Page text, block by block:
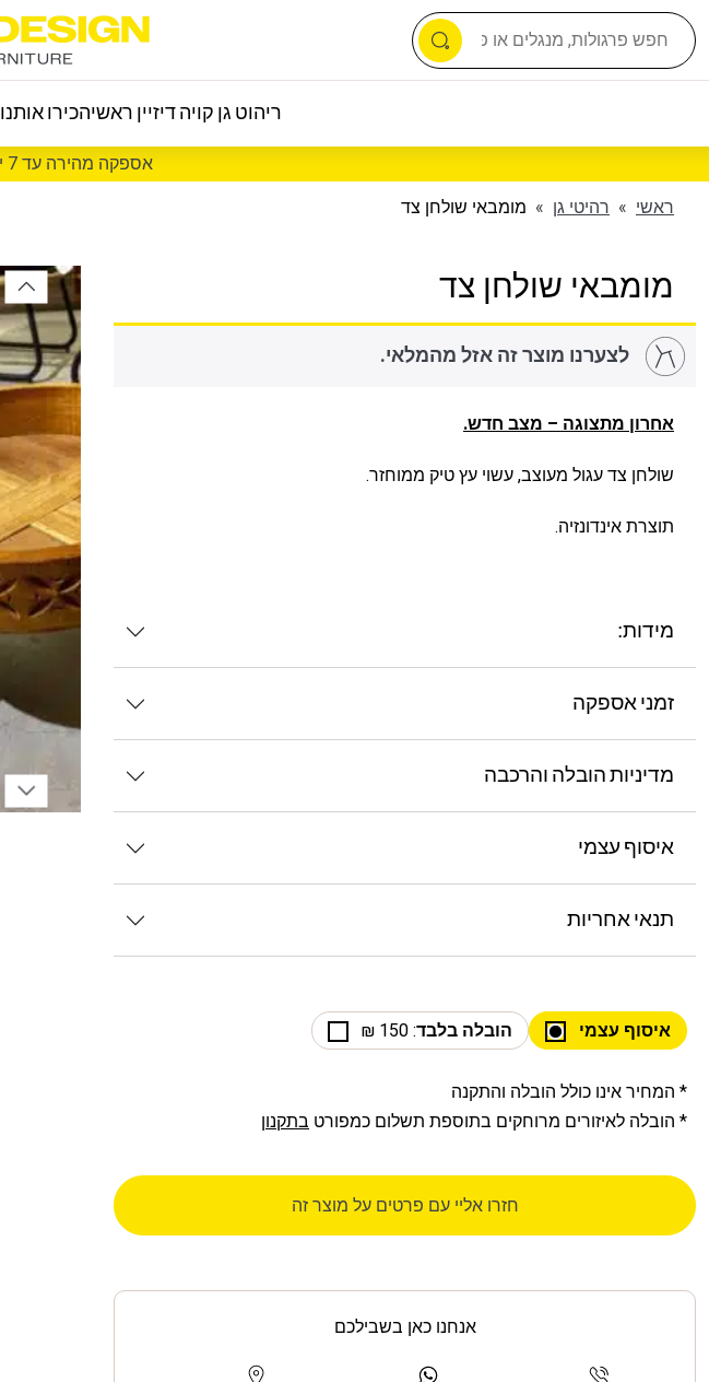
ריהוט גן קויה דיזיין ראשיהכירו אותנו
אספקה מהירה עד 7 ימי עסקים. ואולי הרבה לפני...
ראשי » רהיטי גן » מומבאי שולחן צד
מומבאי שולחן צד
לצערנו מוצר זה אזל מהמלאי.
אחרון מתצוגה – מצב חדש.
שולחן צד עגול מעוצב, עשוי עץ טיק ממוחזר.
תוצרת אינדונזיה.
מידות:
זמני אספקה
מדיניות הובלה והרכבה
איסוף עצמי
תנאי אחריות
איסוף עצמי הובלה בלבד: 150 ₪
* המחיר אינו כולל הובלה והתקנה
* הובלה לאיזורים מרוחקים בתוספת תשלום כמפורט בתקנון
חזרו אליי עם פרטים על מוצר זה
אנחנו כאן בשבילכם